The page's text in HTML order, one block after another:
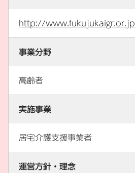
http://www.fukujukaigr.or.jp
事業分野
高齢者
実施事業
居宅介護支援事業者
運営方針・理念